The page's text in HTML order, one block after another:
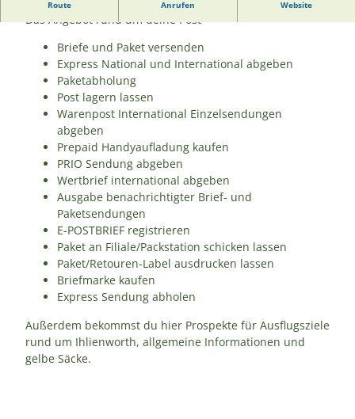
Route Anrufen Website
Das Angebot rund um deine Post
Briefe und Paket versenden
Express National und International abgeben
Paketabholung
Post lagern lassen
Warenpost International Einzelsendungen
abgeben
Prepaid Handyaufladung kaufen
PRIO Sendung abgeben
Wertbrief international abgeben
Ausgabe benachrichtigter Brief- und
Paketsendungen
E-POSTBRIEF registrieren
Paket an Filiale/Packstation schicken lassen
Paket/Retouren-Label ausdrucken lassen
Briefmarke kaufen
Express Sendung abholen
Außerdem bekommst du hier Prospekte für Ausflugsziele
rund um Ihlienworth, allgemeine Informationen und
gelbe Säcke.